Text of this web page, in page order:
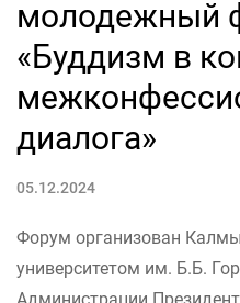
молодежный
«Буддизм в
диалога»
05.12.2024
Форум организован
университетом им. Б.Б.